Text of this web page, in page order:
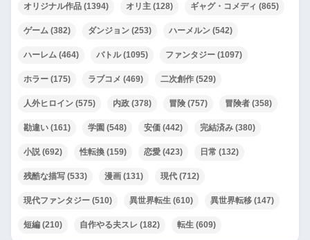
オリジナル作品 (1394) オリ主 (128) ギャグ・コメディ (865)
ゲーム (382) ダンジョン (253) ハーメルン (542)
ハーレム (464) バトル(1095) ファンタジー (1097)
ホラー (175) ラブコメ (469) 二次創作 (529)
人外ヒロイン (575) 内政 (378) 冒険 (757) 冒険者 (358)
勘違い (161) 学園 (548) 安価 (442) 完結済み (380)
小説(692) 性転換 (159) 恋愛 (423) 日常 (132)
残酷な描写 (533) 漫画 (131) 現代 (712)
現代ファンタジー (510) 異世界転生 (610) 異世界転移 (147)
短編 (210) 自作やる夫スレ (182) 転生 (609)